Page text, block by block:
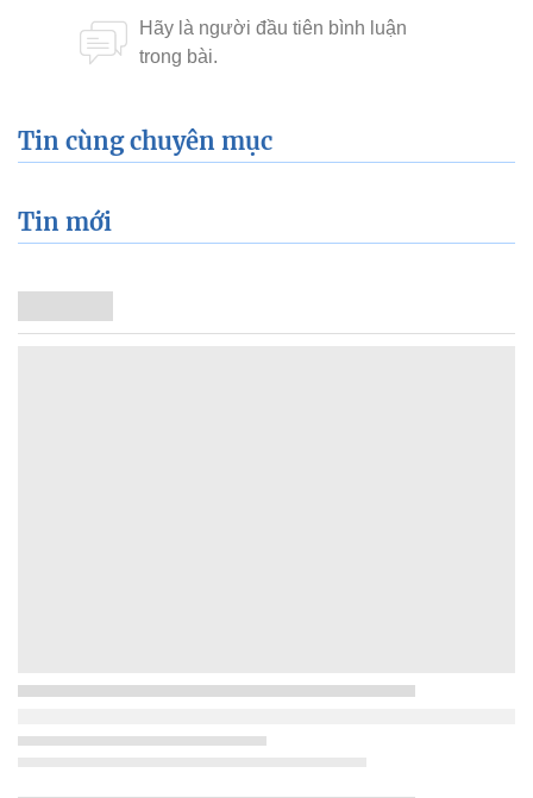
Tin cùng chuyên mục
Tin mới